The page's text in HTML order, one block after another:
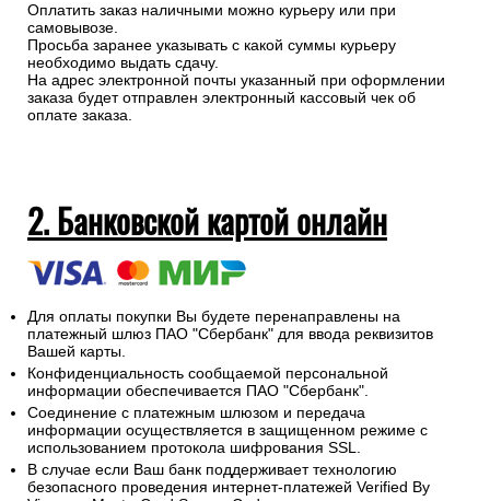
Оплатить заказ наличными можно курьеру или при
самовывозе.
Просьба заранее указывать с какой суммы курьеру
необходимо выдать сдачу.
На адрес электронной почты указанный при оформлении
заказа будет отправлен электронный кассовый чек об
оплате заказа.
2. Банковской картой онлайн
Для оплаты покупки Вы будете перенаправлены на
платежный шлюз ПАО "Сбербанк" для ввода реквизитов
Вашей карты.
Конфиденциальность сообщаемой персональной
информации обеспечивается ПАО "Сбербанк".
Соединение с платежным шлюзом и передача
информации осуществляется в защищенном режиме с
использованием протокола шифрования SSL.
В случае если Ваш банк поддерживает технологию
безопасного проведения интернет-платежей Verified By